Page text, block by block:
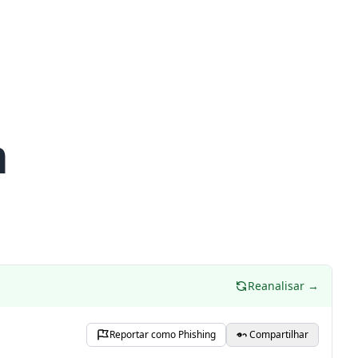
Reanalisar →
Reportar como Phishing Compartilhar